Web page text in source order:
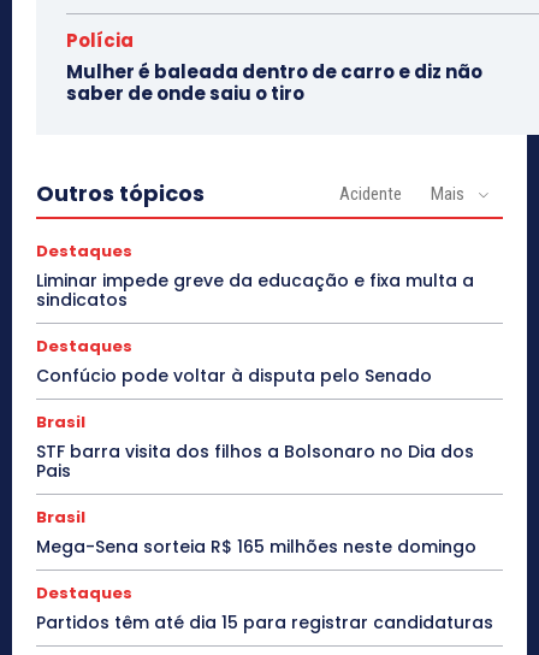
Polícia
Mulher é baleada dentro de carro e diz não
saber de onde saiu o tiro
Outros tópicos Acidente Mais
Destaques
Liminar impede greve da educação e fixa multa a
sindicatos
Destaques
Confúcio pode voltar à disputa pelo Senado
Brasil
STF barra visita dos filhos a Bolsonaro no Dia dos
Pais
Brasil
Mega-Sena sorteia R$ 165 milhões neste domingo
Destaques
Partidos têm até dia 15 para registrar candidaturas